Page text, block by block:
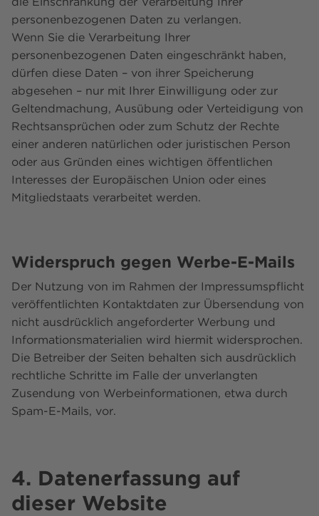
personenbezogenen Daten zu verlangen.
Wenn Sie die Verarbeitung Ihrer
personenbezogenen Daten eingeschränkt haben,
dürfen diese Daten – von ihrer Speicherung
abgesehen – nur mit Ihrer Einwilligung oder zur
Geltendmachung, Ausübung oder Verteidigung von
Rechtsansprüchen oder zum Schutz der Rechte
einer anderen natürlichen oder juristischen Person
oder aus Gründen eines wichtigen öffentlichen
Interesses der Europäischen Union oder eines
Mitgliedstaats verarbeitet werden.
Widerspruch gegen Werbe-E-Mails
Der Nutzung von im Rahmen der Impressumspflicht
veröffentlichten Kontaktdaten zur Übersendung von
nicht ausdrücklich angeforderter Werbung und
Informationsmaterialien wird hiermit widersprochen.
Die Betreiber der Seiten behalten sich ausdrücklich
rechtliche Schritte im Falle der unverlangten
Zusendung von Werbeinformationen, etwa durch
Spam-E-Mails, vor.
4. Datenerfassung auf
dieser Website